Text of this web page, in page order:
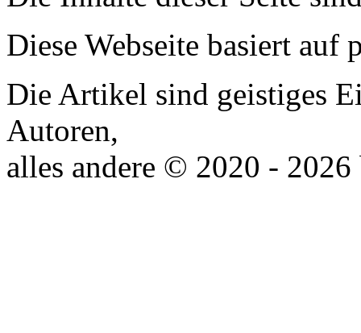
Diese Webseite basiert auf
Die Artikel sind geistiges
Autoren,
alles andere © 2020 -